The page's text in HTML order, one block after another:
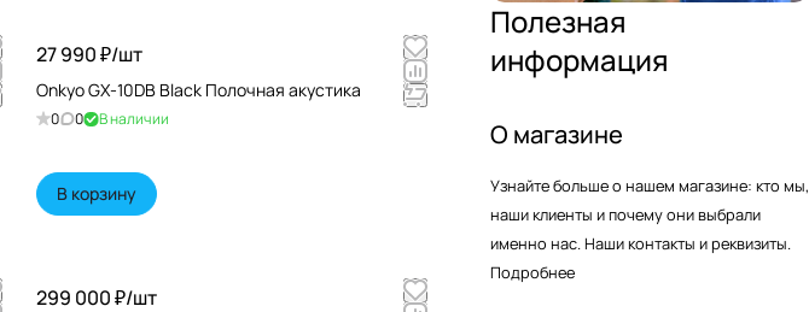
27 990 ₽/шт
Onkyo GX-10DB Black Полочная акустика
0 0 В наличии
В корзину
299 000 ₽/шт
Полезная
информация
О магазине
Узнайте больше о нашем магазине: кто мы,
наши клиенты и почему они выбрали
именно нас. Наши контакты и реквизиты.
Подробнее